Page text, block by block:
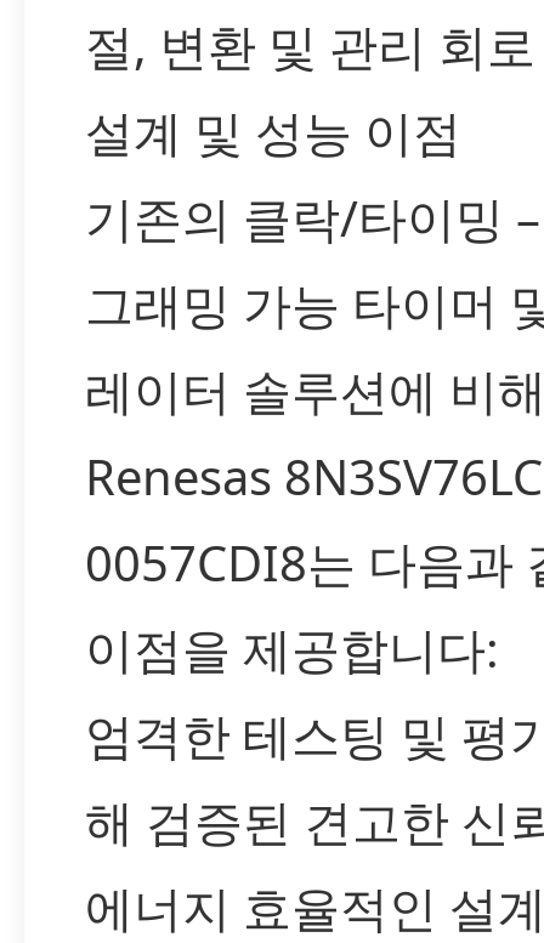
절, 변환 및 관리 회로
설계 및 성능 이점
기존의 클락/타이밍
그래밍 가능 타이머
레이터 솔루션에 비
Renesas
0057CDI8는 다음과
이점을 제공합니다:
엄격한 테스팅 및 평
해 검증된 견고한 신
에너지 효율적인 설